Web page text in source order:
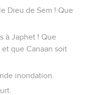
Dieu de Sem ! Que
à Japhet ! Que
que Canaan soit
inondation.